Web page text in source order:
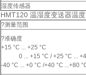
湿度传感器
HMT120 温湿度变送器温度
?测量范围
?准确度
+15 °C ... +25 °C
0 ... +15 °C / +25 °C ...
-40 °C ... +0 °C /+40 °C ...+80